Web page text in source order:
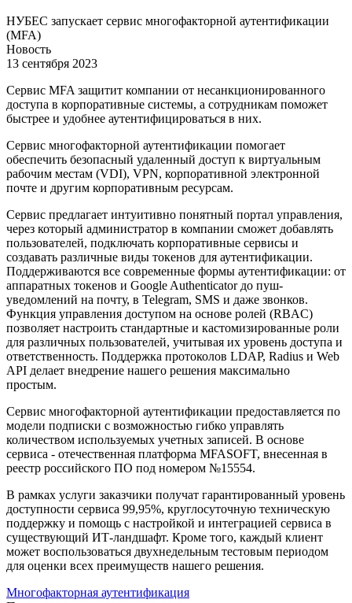
НУБЕС запускает сервис многофакторной аутентификации
(MFA)
Новость
13 сентября 2023
Сервис MFA защитит компании от несанкционированного
доступа в корпоративные системы, а сотрудникам поможет
быстрее и удобнее аутентифицироваться в них.
Сервис многофакторной аутентификации помогает
обеспечить безопасный удаленный доступ к виртуальным
рабочим местам (VDI), VPN, корпоративной электронной
почте и другим корпоративным ресурсам.
Сервис предлагает интуитивно понятный портал управления,
через который администратор в компании сможет добавлять
пользователей, подключать корпоративные сервисы и
создавать различные виды токенов для аутентификации.
Поддерживаются все современные формы аутентификации: от
аппаратных токенов и Google Authenticator до пуш-
уведомлений на почту, в Telegram, SMS и даже звонков.
Функция управления доступом на основе ролей (RBAC)
позволяет настроить стандартные и кастомизированные роли
для различных пользователей, учитывая их уровень доступа и
ответственность. Поддержка протоколов LDAP, Radius и Web
API делает внедрение нашего решения максимально
простым.
Сервис многофакторной аутентификации предоставляется по
модели подписки с возможностью гибко управлять
количеством используемых учетных записей. В основе
сервиса - отечественная платформа MFASOFT, внесенная в
реестр российского ПО под номером №15554.
В рамках услуги заказчики получат гарантированный уровень
доступности сервиса 99,95%, круглосуточную техническую
поддержку и помощь с настройкой и интеграцией сервиса в
существующий ИТ-ландшафт. Кроме того, каждый клиент
может воспользоваться двухнедельным тестовым периодом
для оценки всех преимуществ нашего решения.
Многофакторная аутентификация